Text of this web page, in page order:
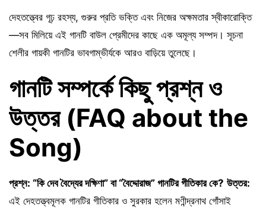
দেহতত্ত্বের গূঢ় রহস্য, গুরুর প্রতি ভক্তি এবং নিজের অক্ষমতার স্বীকারোক্তি
—সব মিলিয়ে এই গানটি বাউল প্রেমীদের কাছে এক অমূল্য সম্পদ। সূচনা
শেলীর গায়কী গানটির ভাবগাম্ভীর্যকে আরও বাড়িয়ে তুলেছে।
গানটি সম্পর্কে কিছু প্রশ্ন ও
উত্তর (FAQ about the
Song)
প্রশ্ন: “কি দেব বৈদ্যের দক্ষিণা” বা “বৈদ্দোরাজ” গানটির গীতিকার কে? উত্তর:
এই দেহতত্ত্বমূলক গানটির গীতিকার ও সুরকার হলেন মণীন্দ্রনাথ গোঁসাই